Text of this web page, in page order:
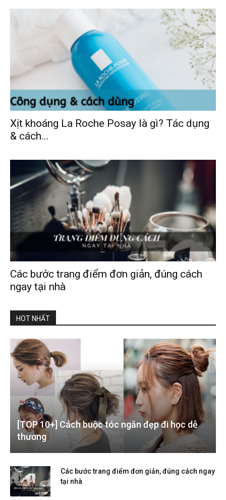
Xịt khoáng La Roche Posay là gì? Tác dụng
& cách...
Các bước trang điểm đơn giản, đúng cách
ngay tại nhà
HOT NHẤT
[TOP 10+] Cách buộc tóc ngắn đẹp đi học dễ
thương
Các bước trang điểm đơn giản, đúng cách ngay
tại nhà